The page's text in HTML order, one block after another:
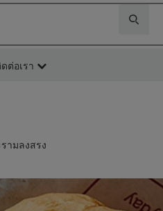
ต่อเรา
ามลงสรง